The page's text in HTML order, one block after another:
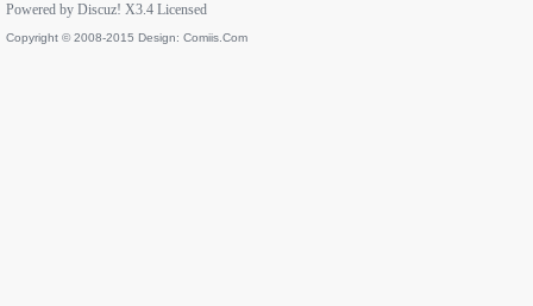
Powered by Discuz! X3.4 Licensed
Copyright © 2008-2015 Design: Comiis.Com